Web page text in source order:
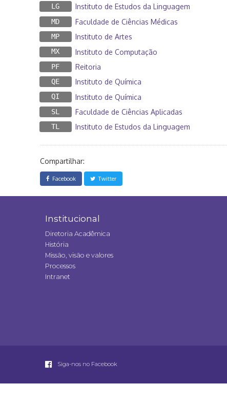
LG Instituto de Estudos da Linguagem
MD Faculdade de Ciências Médicas
MP Instituto de Artes
MX Instituto de Computação
PF Reitoria
QE Instituto de Química
QI Instituto de Química
SL Faculdade de Ciências Aplicadas
TL Instituto de Estudos da Linguagem
Compartilhar:
Facebook Twitter
Institucional
Diretoria Acadêmica
História
Missão, visão e valores
Processos
Intranet
Siga-nos no Facebook